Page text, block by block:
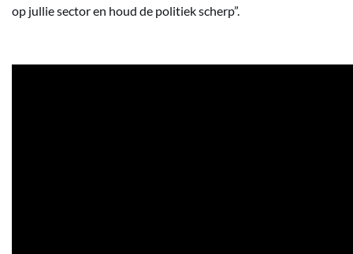
op jullie sector en houd de politiek scherp”.